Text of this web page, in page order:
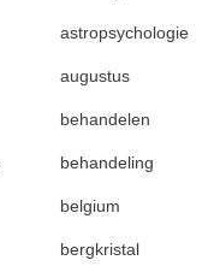
astropsychologie
augustus
behandelen
behandeling
belgium
bergkristal